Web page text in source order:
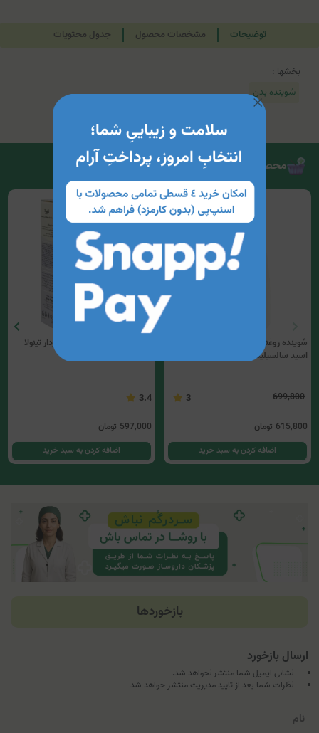
توضیحات مشخصات محصول جدول محتویات
بخشها :
شوینده بدن
محصولات مرتبط
12%تخفیف
شوینده روغنی لایه بردار سری کیت (حاوی
اسید سالسیلیک)
699,800
3
615,800 تومان
اضافه کردن به سبد خرید
پاک کننده جامد شفاف لایه بردار تینولا
3.4
597,000 تومان
اضافه کردن به سبد خرید
بازخوردها
ارسال بازخورد
- نشانی ایمیل شما منتشر نخواهد شد.
- نظرات شما بعد از تایید مدیریت منتشر خواهد شد
نام